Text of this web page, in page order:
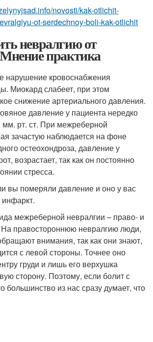
novosti/kak-otlichit-
ot-serdechnoy-boli-kak-otlichit
невралгию от
практика
нарушение кровоснабжения
Миокард слабеет, при этом
снижение артериального давления.
давление у пациента нередко
мм. рт. ст. При межреберной
зачастую наблюдается на фоне
остеохондроза, давление у
возрастает, так как он постоянно
стресса.
вы померяли давление и оно у вас
межреберной невралгии – право- и
правостороннюю невралгию люди,
внимания, так как они знают,
с левой стороны. Точнее оно
груди и лишь его верхушка
сторону. Поэтому, если болит с
большинство из нас сразу думает, что